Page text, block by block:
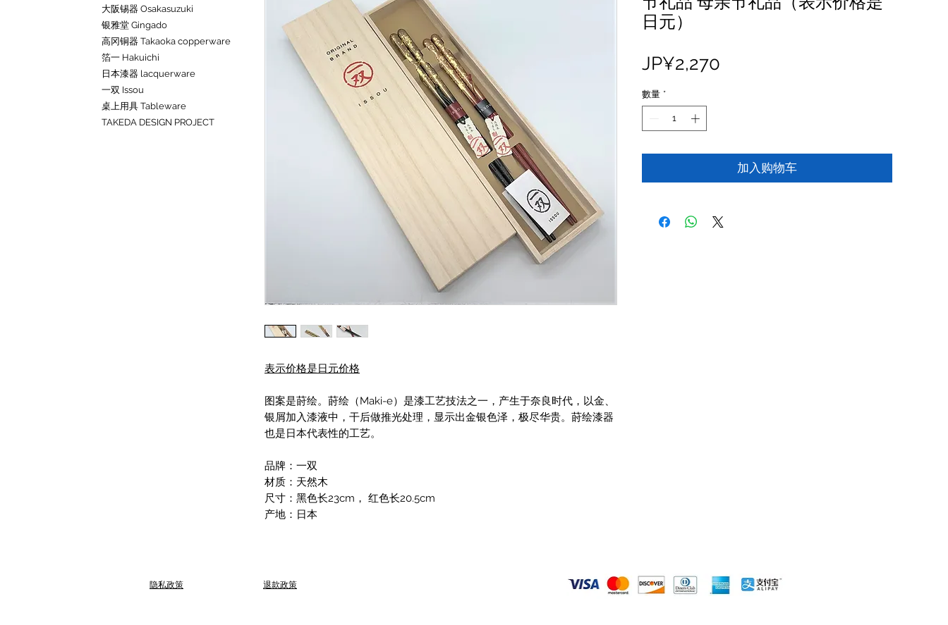
表示价格是日元价格
图案是莳绘。莳绘（Maki-e）是漆工艺技法之一，产生于奈良时代，以金、
银屑加入漆液中，干后做推光处理，显示出金银色泽，极尽华贵。莳绘漆器
也是日本代表性的工艺。
品牌：一双
材质：天然木
尺寸：黑色长23cm， 红色长20.5cm
产地：日本
日元）
JP¥2,270
數量 *
加入购物车
大阪锡器 Osakasuzuki
银雅堂 Gingado
高冈铜器 Takaoka copperware
箔一 Hakuichi
日本漆器 lacquerware
一双 Issou
桌上用具 Tableware
TAKEDA DESIGN PROJECT
​隐私政策 退款政策